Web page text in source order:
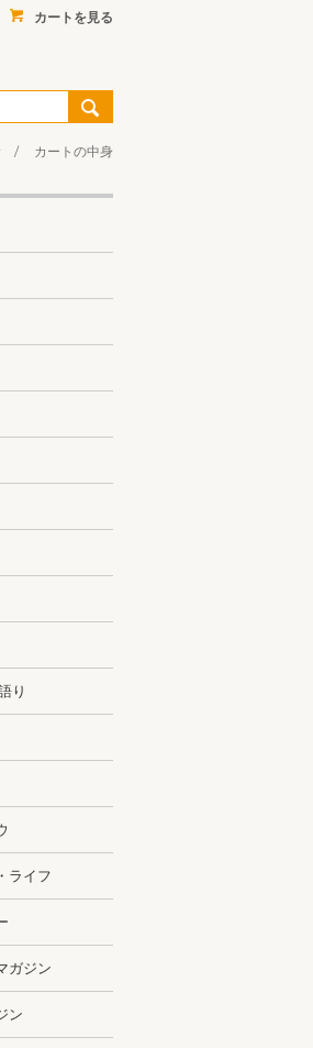
カートを見る
カートの中身
り
ライフ
ガジン
ン